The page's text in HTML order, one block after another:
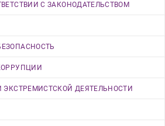
С ЗАКОНОДАТЕЛЬСТВОМ
ЭКСТРЕМИСТСКОЙ ДЕЯТЕЛЬНОСТИ